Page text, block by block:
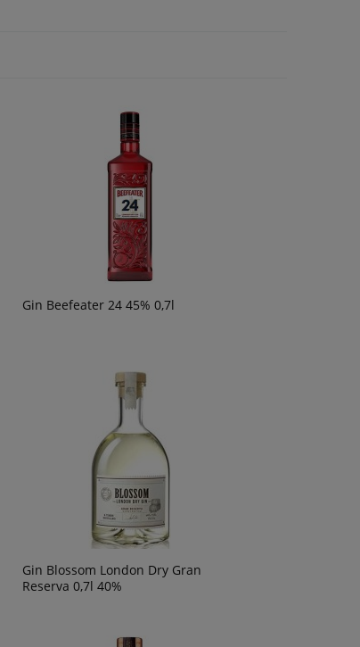
Wino Bonfils L'Esparrou Cabernet
Gin Beefeater 24 45% 0,7l
Gin Blossom London Dry Gran
Reserva 0,7l 40%